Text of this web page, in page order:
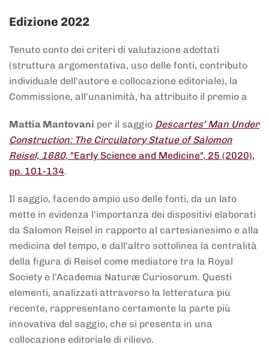
Edizione 2022
Tenuto conto dei criteri di valutazione adottati
(struttura argomentativa, uso delle fonti, contributo
individuale dell'autore e collocazione editoriale), la
Commissione, all'unanimità, ha attribuito il premio a
Mattia Mantovani per il saggio Descartes' Man Under
Construction: The Circulatory Statue of Salomon
Reisel, 1680, "Early Science and Medicine", 25 (2020),
pp. 101-134.
Il saggio, facendo ampio uso delle fonti, da un lato
mette in evidenza l'importanza dei dispositivi elaborati
da Salomon Reisel in rapporto al cartesianesimo e alla
medicina del tempo, e dall'altro sottolinea la centralità
della figura di Reisel come mediatore tra la Royal
Society e l'Academia Naturæ Curiosorum. Questi
elementi, analizzati attraverso la letteratura più
recente, rappresentano certamente la parte più
innovativa del saggio, che si presenta in una
collocazione editoriale di rilievo.